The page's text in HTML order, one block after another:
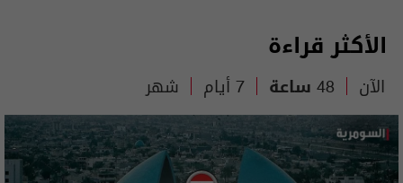
الأكثر قراءة
الآن 48 ساعة 7 أيام شهر